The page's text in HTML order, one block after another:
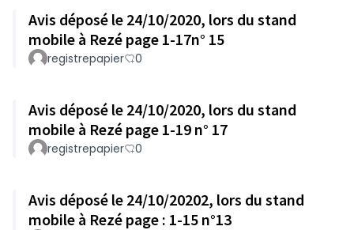
Avis déposé le 24/10/2020, lors du stand
mobile à Rezé page 1-17n° 15
registrepapier 0
Avis déposé le 24/10/2020, lors du stand
mobile à Rezé page 1-19 n° 17
registrepapier 0
Avis déposé le 24/10/20202, lors du stand
mobile à Rezé page : 1-15 n°13